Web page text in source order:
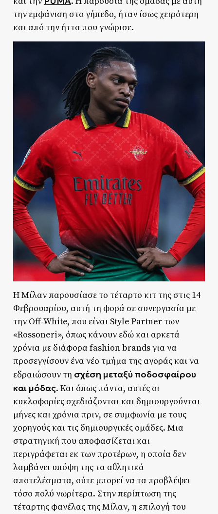
την εμφάνιση στο γήπεδο, ήταν ίσως χειρότερη
και από την ήττα που γνώρισε.
Η Μίλαν παρουσίασε το τέταρτο κιτ της στις 14
Φεβρουαρίου, αυτή τη φορά σε συνεργασία με
την Off-White, που είναι Style Partner των
«Rossoneri», όπως κάνουν εδώ και αρκετά
χρόνια με διάφορα fashion brands για να
προσεγγίσουν ένα νέο τμήμα της αγοράς και να
εδραιώσουν τη σχέση μεταξύ ποδοσφαίρου
και μόδας. Και όπως πάντα, αυτές οι
κυκλοφορίες σχεδιάζονται και δημιουργούνται
μήνες και χρόνια πριν, σε συμφωνία με τους
χορηγούς και τις δημιουργικές ομάδες. Μια
στρατηγική που αποφασίζεται και
περιγράφεται εκ των προτέρων, η οποία δεν
λαμβάνει υπόψη της τα αθλητικά
αποτελέσματα, ούτε μπορεί να τα προβλέψει
τόσο πολύ νωρίτερα. Στην περίπτωση της
τέταρτης φανέλας της Μίλαν, η επιλογή του